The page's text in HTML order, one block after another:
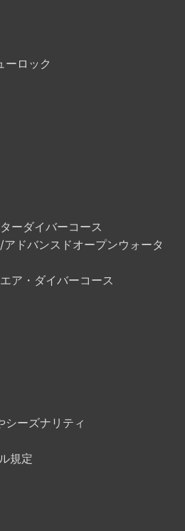
ーロック
ーダイバーコース
ドバンスドオープンウォータ
ア・ダイバーコース
シーズナリティ
規定